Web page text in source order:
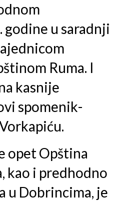
godine u saradnji
Ruma. I
kasnije
spomenik-
opet Opština
kao i predhodno
u Dobrincima, je